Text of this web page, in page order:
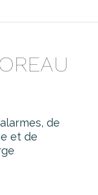
de
et de